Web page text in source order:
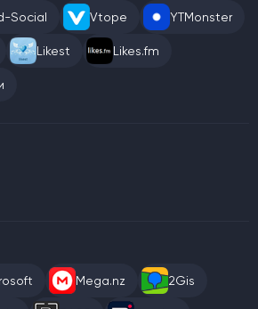
Social Vtope YTMonster
Likest Likes.fm
Mega.nz 2Gis